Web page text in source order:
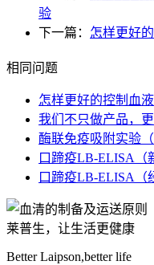
验
下一篇： 怎样更好
相同问题
怎样更好的控制血液
我们不只做产品，
酶联免疫吸附实验
口蹄疫LB-ELISA（
口蹄疫LB-ELISA（
莱普生，让生活更健康
Better Laipson,better life